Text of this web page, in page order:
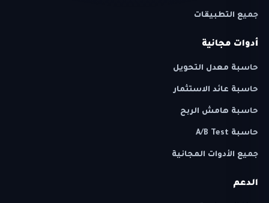
جميع التطبيقات
أدوات مجانية
حاسبة معدل التحويل
حاسبة عائد الاستثمار
حاسبة هامش الربح
حاسبة A/B Test
جميع الأدوات المجانية
الدعم